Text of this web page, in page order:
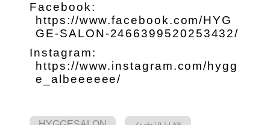
Facebook:
https://www.facebook.com/HYG
GE-SALON-2466399520253432/
Instagram:
https://www.instagram.com/hygg
e_albeeeeee/